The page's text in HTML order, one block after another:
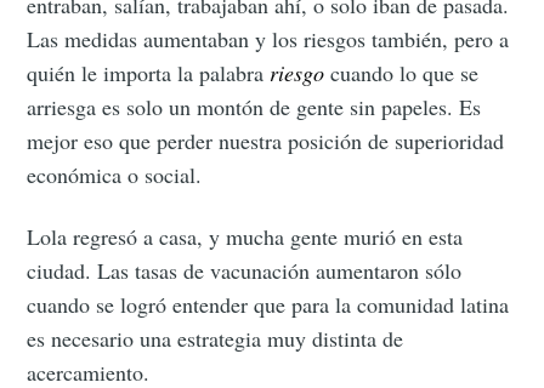
Las medidas aumentaban y los riesgos también, pero a
quién le importa la palabra riesgo cuando lo que se
arriesga es solo un montón de gente sin papeles. Es
mejor eso que perder nuestra posición de superioridad
económica o social.
Lola regresó a casa, y mucha gente murió en esta
ciudad. Las tasas de vacunación aumentaron sólo
cuando se logró entender que para la comunidad latina
es necesario una estrategia muy distinta de
acercamiento.